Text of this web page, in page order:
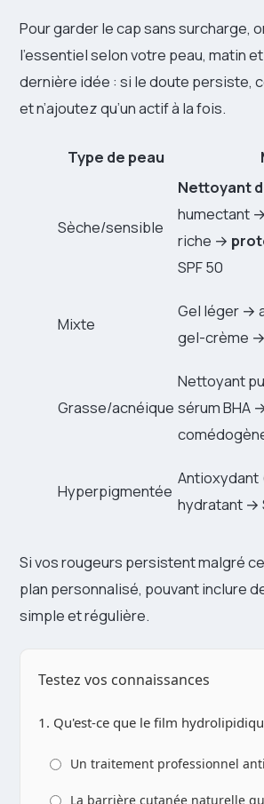
Pour garder le cap sans surcharge,
l’essentiel selon votre peau, matin
dernière idée : si le doute persiste,
et n’ajoutez qu’un actif à la fois.
Type de peau
Sèche/sensible
Nettoyant
humectant →
riche →
SPF 50
Mixte
Gel léger →
gel-crème →
Grasse/acnéique
Nettoyant
sérum BHA
Hyperpigmentée
Antioxydant
hydratant →
Si vos rougeurs persistent malgré
plan personnalisé, pouvant inclure
simple et régulière.
Testez vos connaissances
1. Qu'est-ce que le film
Un traitement professionnel
La barrière cutanée naturelle